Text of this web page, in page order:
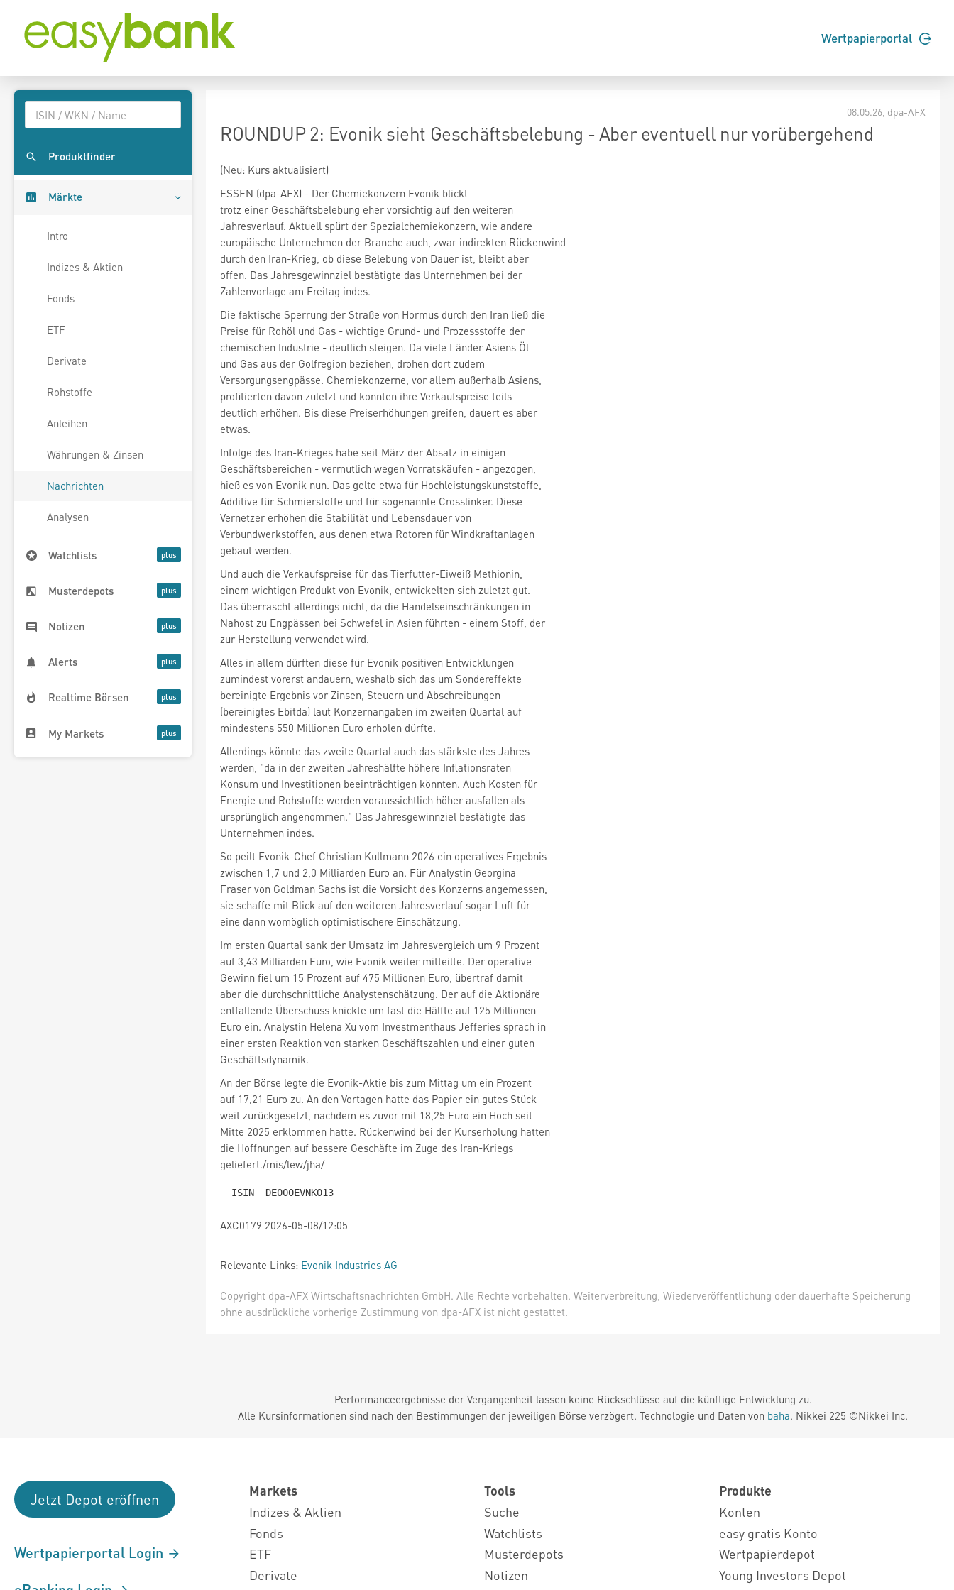
Wertpapierportal
Produktfinder
Märkte
Intro
Indizes & Aktien
Fonds
ETF
Derivate
Rohstoffe
Anleihen
Währungen & Zinsen
Nachrichten
Analysen
Watchlists
Musterdepots
Notizen
Alerts
Realtime Börsen
My Markets
08.05.26 , dpa-AFX
ROUNDUP 2: Evonik sieht Geschäftsbelebung - Aber eventuell nur vorübergehend
(Neu: Kurs aktualisiert)
ESSEN (dpa-AFX) - Der Chemiekonzern Evonik blickt
trotz einer Geschäftsbelebung eher vorsichtig auf den weiteren
Jahresverlauf. Aktuell spürt der Spezialchemiekonzern, wie andere
europäische Unternehmen der Branche auch, zwar indirekten Rückenwind
durch den Iran-Krieg, ob diese Belebung von Dauer ist, bleibt aber
offen. Das Jahresgewinnziel bestätigte das Unternehmen bei der
Zahlenvorlage am Freitag indes.
Die faktische Sperrung der Straße von Hormus durch den Iran ließ die
Preise für Rohöl und Gas - wichtige Grund- und Prozessstoffe der
chemischen Industrie - deutlich steigen. Da viele Länder Asiens Öl
und Gas aus der Golfregion beziehen, drohen dort zudem
Versorgungsengpässe. Chemiekonzerne, vor allem außerhalb Asiens,
profitierten davon zuletzt und konnten ihre Verkaufspreise teils
deutlich erhöhen. Bis diese Preiserhöhungen greifen, dauert es aber
etwas.
Infolge des Iran-Krieges habe seit März der Absatz in einigen
Geschäftsbereichen - vermutlich wegen Vorratskäufen - angezogen,
hieß es von Evonik nun. Das gelte etwa für Hochleistungskunststoffe,
Additive für Schmierstoffe und für sogenannte Crosslinker. Diese
Vernetzer erhöhen die Stabilität und Lebensdauer von
Verbundwerkstoffen, aus denen etwa Rotoren für Windkraftanlagen
gebaut werden.
Und auch die Verkaufspreise für das Tierfutter-Eiweiß Methionin,
einem wichtigen Produkt von Evonik, entwickelten sich zuletzt gut.
Das überrascht allerdings nicht, da die Handelseinschränkungen in
Nahost zu Engpässen bei Schwefel in Asien führten - einem Stoff, der
zur Herstellung verwendet wird.
Alles in allem dürften diese für Evonik positiven Entwicklungen
zumindest vorerst andauern, weshalb sich das um Sondereffekte
bereinigte Ergebnis vor Zinsen, Steuern und Abschreibungen
(bereinigtes Ebitda) laut Konzernangaben im zweiten Quartal auf
mindestens 550 Millionen Euro erholen dürfte.
Allerdings könnte das zweite Quartal auch das stärkste des Jahres
werden, "da in der zweiten Jahreshälfte höhere Inflationsraten
Konsum und Investitionen beeinträchtigen könnten. Auch Kosten für
Energie und Rohstoffe werden voraussichtlich höher ausfallen als
ursprünglich angenommen." Das Jahresgewinnziel bestätigte das
Unternehmen indes.
So peilt Evonik-Chef Christian Kullmann 2026 ein operatives Ergebnis
zwischen 1,7 und 2,0 Milliarden Euro an. Für Analystin Georgina
Fraser von Goldman Sachs ist die Vorsicht des Konzerns angemessen,
sie schaffe mit Blick auf den weiteren Jahresverlauf sogar Luft für
eine dann womöglich optimistischere Einschätzung.
Im ersten Quartal sank der Umsatz im Jahresvergleich um 9 Prozent
auf 3,43 Milliarden Euro, wie Evonik weiter mitteilte. Der operative
Gewinn fiel um 15 Prozent auf 475 Millionen Euro, übertraf damit
aber die durchschnittliche Analystenschätzung. Der auf die Aktionäre
entfallende Überschuss knickte um fast die Hälfte auf 125 Millionen
Euro ein. Analystin Helena Xu vom Investmenthaus Jefferies sprach in
einer ersten Reaktion von starken Geschäftszahlen und einer guten
Geschäftsdynamik.
An der Börse legte die Evonik-Aktie bis zum Mittag um ein Prozent
auf 17,21 Euro zu. An den Vortagen hatte das Papier ein gutes Stück
weit zurückgesetzt, nachdem es zuvor mit 18,25 Euro ein Hoch seit
Mitte 2025 erklommen hatte. Rückenwind bei der Kurserholung hatten
die Hoffnungen auf bessere Geschäfte im Zuge des Iran-Kriegs
geliefert./mis/lew/jha/
AXC0179 2026-05-08/12:05
Relevante Links: Evonik Industries AG
Copyright dpa-AFX Wirtschaftsnachrichten GmbH. Alle Rechte vorbehalten. Weiterverbreitung, Wiederveröffentlichung oder dauerhafte Speicherung
ohne ausdrückliche vorherige Zustimmung von dpa-AFX ist nicht gestattet.
Performanceergebnisse der Vergangenheit lassen keine Rückschlüsse auf die künftige Entwicklung zu.
Alle Kursinformationen sind nach den Bestimmungen der jeweiligen Börse verzögert. Technologie und Daten von baha. Nikkei 225 ©Nikkei Inc.
Jetzt Depot eröffnen
Wertpapierportal Login
Markets
Indizes & Aktien
Fonds
ETF
Derivate
Tools
Suche
Watchlists
Musterdepots
Notizen
Produkte
Konten
easy gratis Konto
Wertpapierdepot
Young Investors Depot